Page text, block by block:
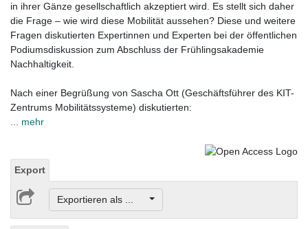
in ihrer Gänze gesellschaftlich akzeptiert wird. Es stellt sich daher
die Frage – wie wird diese Mobilität aussehen? Diese und weitere
Fragen diskutierten Expertinnen und Experten bei der öffentlichen
Podiumsdiskussion zum Abschluss der Frühlingsakademie
Nachhaltigkeit.
Nach einer Begrüßung von Sascha Ott (Geschäftsführer des KIT-
Zentrums Mobilitätssysteme) diskutierten:
... mehr
Export
Exportieren als ...